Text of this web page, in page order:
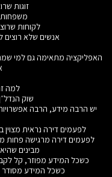
זוגות
משפחות
לקוחות
אנשים שלא רוצים
האפליקציה מתאימה גם למי
למה
שוק
יש הרבה מידע, הרבה
לפעמים דירה נראית
לפעמים דירה מרגישה פחות
מבינים
כשכל המידע מפוזר, קל
כשכל המידע